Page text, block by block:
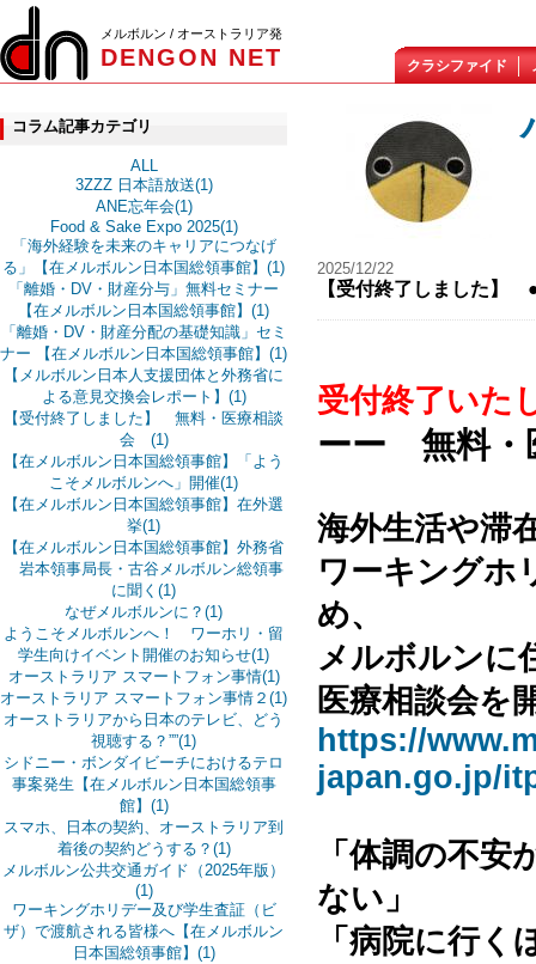
メルボルン / オーストラリア発
DENGON NET クラシファイド
コラム記事カテゴリ
ALL
3ZZZ 日本語放送(1)
ANE忘年会(1)
Food & Sake Expo 2025(1)
「海外経験を未来のキャリアにつなげ
る」【在メルボルン日本国総領事館】(1)
「離婚・DV・財産分与」無料セミナー
【在メルボルン日本国総領事館】(1)
「離婚・DV・財産分配の基礎知識」セミ
ナー 【在メルボルン日本国総領事館】(1)
【メルボルン日本人支援団体と外務省に
よる意見交換会レポート】(1)
【受付終了しました】 無料・医療相談
会 (1)
【在メルボルン日本国総領事館】「よう
こそメルボルンへ」開催(1)
【在メルボルン日本国総領事館】在外選
挙(1)
【在メルボルン日本国総領事館】外務省
岩本領事局長・古谷メルボルン総領事
に聞く(1)
なぜメルボルンに？(1)
ようこそメルボルンへ！ ワーホリ・留
学生向けイベント開催のお知らせ(1)
オーストラリア スマートフォン事情(1)
オーストラリア スマートフォン事情２(1)
オーストラリアから日本のテレビ、どう
視聴する？””(1)
シドニー・ボンダイビーチにおけるテロ
事案発生【在メルボルン日本国総領事
館】(1)
スマホ、日本の契約、オーストラリア到
着後の契約どうする？(1)
メルボルン公共交通ガイド（2025年版）
(1)
ワーキングホリデー及び学生査証（ビ
ザ）で渡航される皆様へ【在メルボルン
日本国総領事館】(1)
2025/12/22
【受付終了しました】
受付終了いた
ーー 無料・
海外生活や滞
ワーキングホ
め、
メルボルンに
医療相談会を
https://
japan.go.jp/
「体調の不
ない」
「病院に行